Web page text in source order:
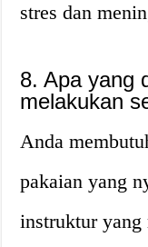
stres dan
8. Apa yang
melakukan
Anda
pakaian yang
instruktur yang